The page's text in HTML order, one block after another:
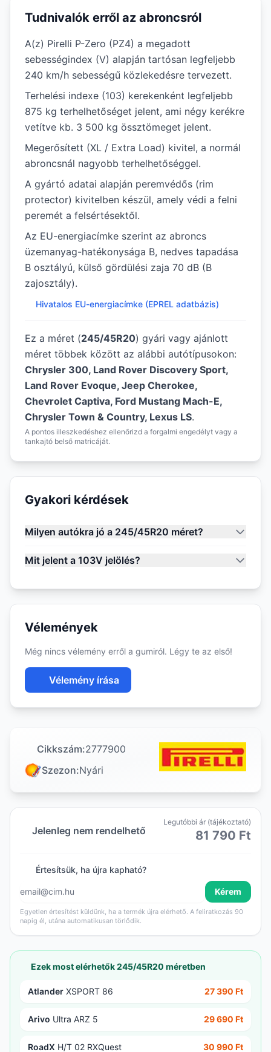
Tudnivalók erről az abroncsról
A(z) Pirelli P-Zero (PZ4) a megadott
sebességindex (V) alapján tartósan legfeljebb
240 km/h sebességű közlekedésre tervezett.
Terhelési indexe (103) kerekenként legfeljebb
875 kg terhelhetőséget jelent, ami négy kerékre
vetítve kb. 3 500 kg össztömeget jelent.
Megerősített (XL / Extra Load) kivitel, a normál
abroncsnál nagyobb terhelhetőséggel.
A gyártó adatai alapján peremvédős (rim
protector) kivitelben készül, amely védi a felni
peremét a felsértésektől.
Az EU-energiacímke szerint az abroncs
üzemanyag-hatékonysága B, nedves tapadása
B osztályú, külső gördülési zaja 70 dB (B
zajosztály).
Hivatalos EU-energiacímke (EPREL adatbázis)
Ez a méret (245/45R20) gyári vagy ajánlott
méret többek között az alábbi autótípusokon:
Chrysler 300, Land Rover Discovery Sport,
Land Rover Evoque, Jeep Cherokee,
Chevrolet Captiva, Ford Mustang Mach-E,
Chrysler Town & Country, Lexus LS.
A pontos illeszkedéshez ellenőrizd a forgalmi engedélyt vagy a
tankajtó belső matricáját.
Gyakori kérdések
Milyen autókra jó a 245/45R20 méret?
Mit jelent a 103V jelölés?
Vélemények
Még nincs vélemény erről a gumiról. Légy te az első!
Vélemény írása
Cikkszám:2777900
Szezon:Nyári
Jelenleg nem rendelhető
Legutóbbi ár (tájékoztató)
81 790 Ft
Értesítsük, ha újra kapható?
Kérem
Egyetlen értesítést küldünk, ha a termék újra elérhető. A feliratkozás 90
napig él, utána automatikusan törlődik.
Ezek most elérhetők 245/45R20 méretben
Atlander XSPORT 86 27 390 Ft
Arivo Ultra ARZ 5 29 690 Ft
RoadX H/T 02 RXQuest 30 990 Ft